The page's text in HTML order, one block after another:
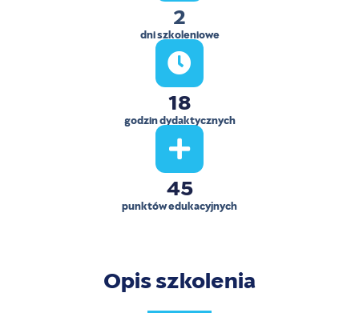
2
dni szkoleniowe
18
godzin dydaktycznych
45
punktów edukacyjnych
Opis szkolenia